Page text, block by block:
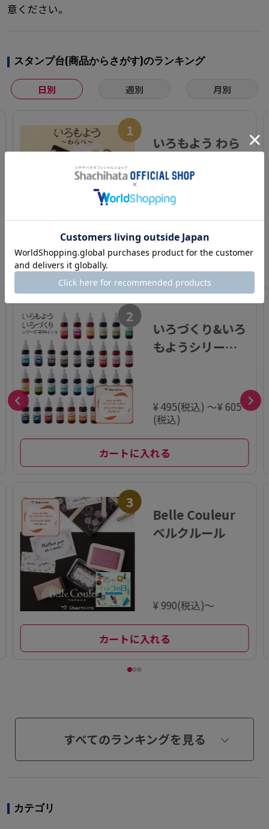
意ください。
スタンプ台(商品からさがす)のランキング
日別 週別 月別
1
いろもよう わら
¥ 605(税込)～
カートに入れる
2
いろづくり&いろ
もようシリーズ
¥ 495(税込) ～¥ 605
(税込)
カートに入れる
3
Belle Couleur
ベルクルール
¥ 990(税込)～
カートに入れる
すべてのランキングを見る
カテゴリ